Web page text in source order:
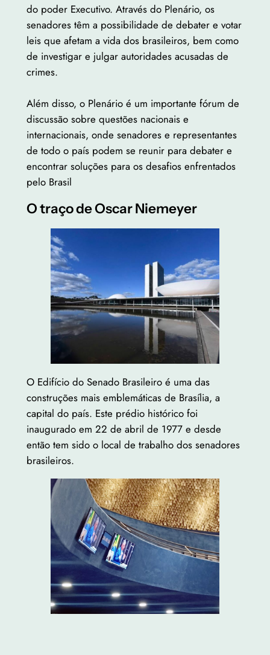
do poder Executivo. Através do Plenário, os
senadores têm a possibilidade de debater e votar
leis que afetam a vida dos brasileiros, bem como
de investigar e julgar autoridades acusadas de
crimes.
Além disso, o Plenário é um importante fórum de
discussão sobre questões nacionais e
internacionais, onde senadores e representantes
de todo o país podem se reunir para debater e
encontrar soluções para os desafios enfrentados
pelo Brasil
O traço de Oscar Niemeyer
O Edifício do Senado Brasileiro é uma das
construções mais emblemáticas de Brasília, a
capital do país. Este prédio histórico foi
inaugurado em 22 de abril de 1977 e desde
então tem sido o local de trabalho dos senadores
brasileiros.